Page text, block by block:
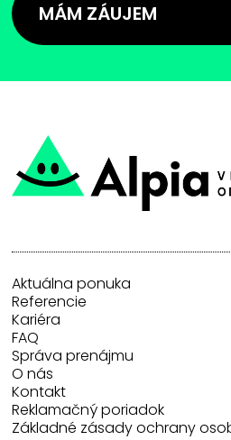
MÁM ZÁUJEM
Aktuálna ponuka
Referencie
Kariéra
FAQ
Správa prenájmu
O nás
Kontakt
Reklamačný poriadok
Základné zásady ochrany